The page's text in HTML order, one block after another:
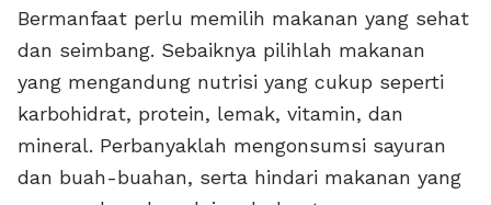
Bermanfaat perlu memilih makanan yang sehat
dan seimbang. Sebaiknya pilihlah makanan
yang mengandung nutrisi yang cukup seperti
karbohidrat, protein, lemak, vitamin, dan
mineral. Perbanyaklah mengonsumsi sayuran
dan buah-buahan, serta hindari makanan yang